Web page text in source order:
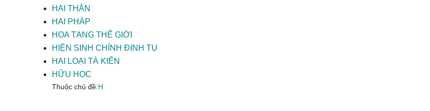
HAI THÂN
HAI PHÁP
HOA TẠNG THẾ GIỚI
HIỆN SINH CHÍNH ĐỊNH TỤ
HAI LOẠI TÀ KIẾN
HỮU HỌC
Thuộc chủ đề:H